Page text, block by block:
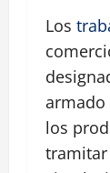
Los
armado
los